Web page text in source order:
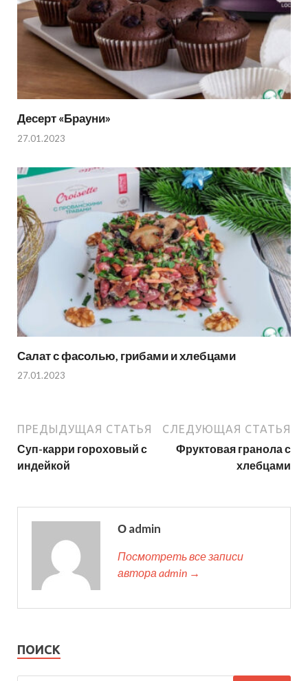
Десерт «Брауни»
27.01.2023
Салат с фасолью, грибами и хлебцами
27.01.2023
ПРЕДЫДУЩАЯ СТАТЬЯ
Суп-карри гороховый с
индейкой
СЛЕДУЮЩАЯ СТАТЬЯ
Фруктовая гранола с
хлебцами
О admin
Посмотреть все записи
автора admin →
ПОИСК